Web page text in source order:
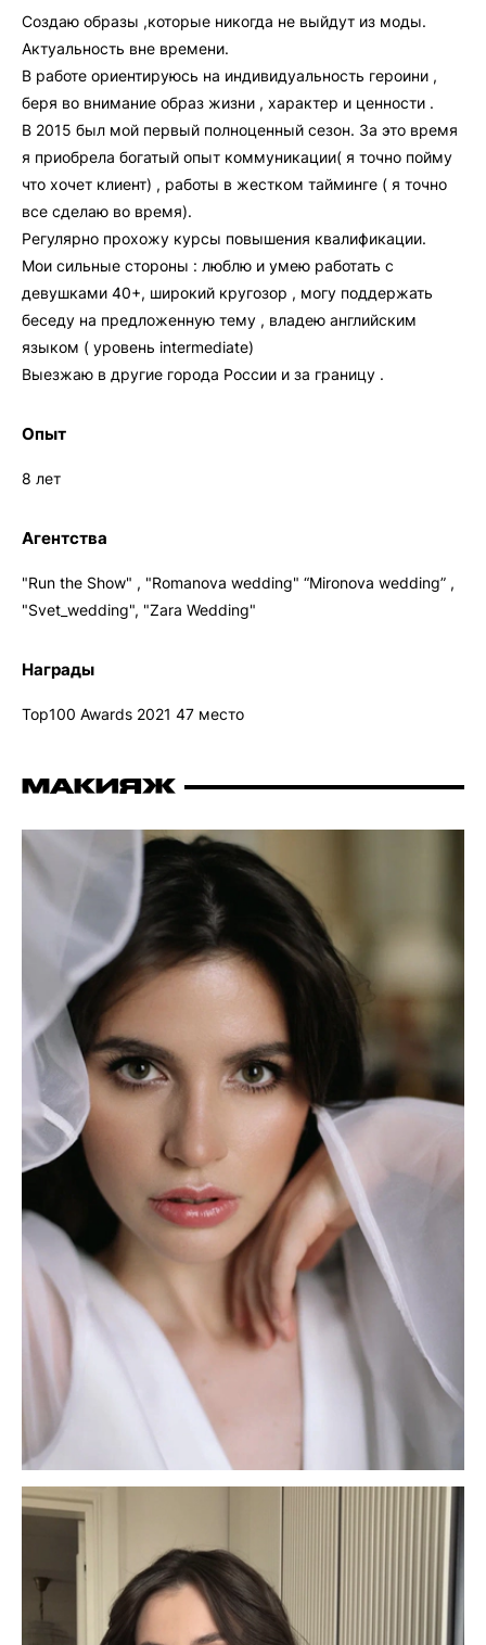
Создаю образы ,которые никогда не выйдут из моды.
Актуальность вне времени.
В работе ориентируюсь на индивидуальность героини ,
беря во внимание образ жизни , характер и ценности .
В 2015 был мой первый полноценный сезон. За это время
я приобрела богатый опыт коммуникации( я точно пойму
что хочет клиент) , работы в жестком тайминге ( я точно
все сделаю во время).
Регулярно прохожу курсы повышения квалификации.
Мои сильные стороны : люблю и умею работать с
девушками 40+, широкий кругозор , могу поддержать
беседу на предложенную тему , владею английским
языком ( уровень intermediate)
Выезжаю в другие города России и за границу .
Опыт
8 лет
Агентства
"Run the Show" , "Romanova wedding" “Mironova wedding” ,
"Svet_wedding", "Zara Wedding"
Награды
Top100 Awards 2021 47 место
МАКИЯЖ